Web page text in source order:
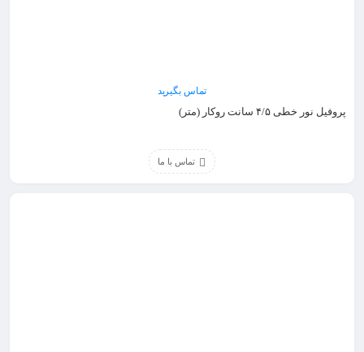
تماس بگیرید
پروفیل نور خطی ۴/۵ سانت روکار (متر)
تماس با ما